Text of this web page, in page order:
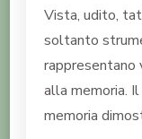
Vista, udito,
soltanto
rappresentano
alla memoria.
memoria